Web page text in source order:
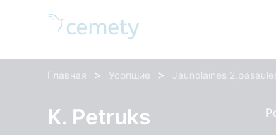
Главная > Усопшие > Jaunolaines
K. Petruks